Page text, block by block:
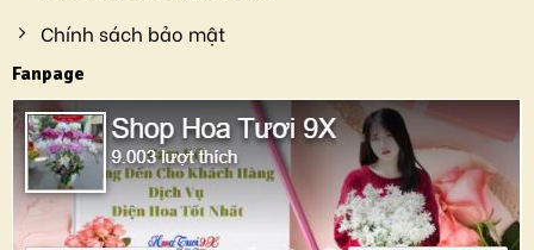
Chính sách bảo mật
Fanpage